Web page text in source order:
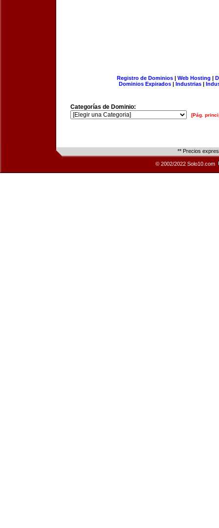
Registro de Dominios| Web Hosting |
Dominios Expirados | Industrias |
Categorías de Dominio:
[Pág.
** Precios
© 2002/2022 Solo10.com